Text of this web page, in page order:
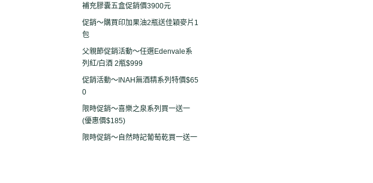
補充膠囊五盒促銷價3900元
促銷～購買印加果油2瓶送佳穎麥片1
包
父親節促銷活動～任選Edenvale系
列紅/白酒 2瓶$999
促銷活動～INAH無酒精系列特價$65
0
限時促銷～喜樂之泉系列買一送一
(優惠價$185)
限時促銷～自然時記葡萄乾買一送一